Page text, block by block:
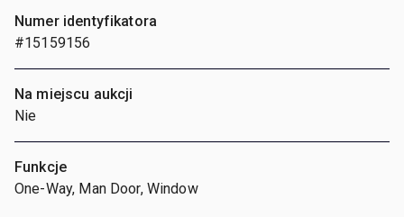
Numer identyfikatora
#15159156
Na miejscu aukcji
Nie
Funkcje
One-Way, Man Door, Window